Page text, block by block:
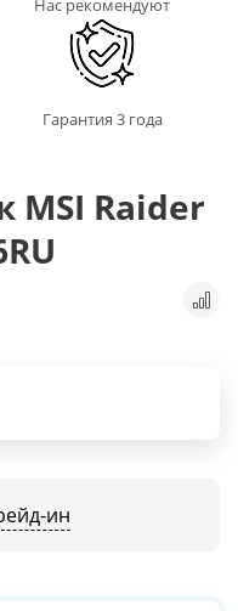
Нас рекомендуют
Гарантия 3 года
MSI Raider
ин